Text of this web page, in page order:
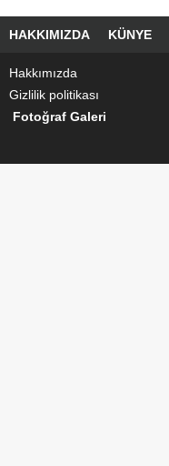
HAKKIMIZDA KÜNYE
Hakkımızda
Gizlilik politikası
Fotoğraf Galeri